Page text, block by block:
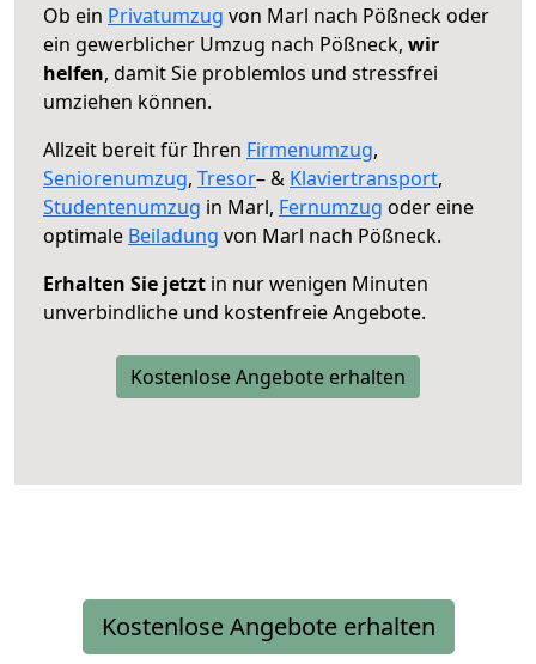
Ob ein Privatumzug von Marl nach Pößneck oder
ein gewerblicher Umzug nach Pößneck, wir
helfen, damit Sie problemlos und stressfrei
umziehen können.
Allzeit bereit für Ihren Firmenumzug,
Seniorenumzug, Tresor– & Klaviertransport,
Studentenumzug in Marl, Fernumzug oder eine
optimale Beiladung von Marl nach Pößneck.
Erhalten Sie jetzt in nur wenigen Minuten
unverbindliche und kostenfreie Angebote.
Kostenlose Angebote erhalten
Kostenlose Angebote erhalten